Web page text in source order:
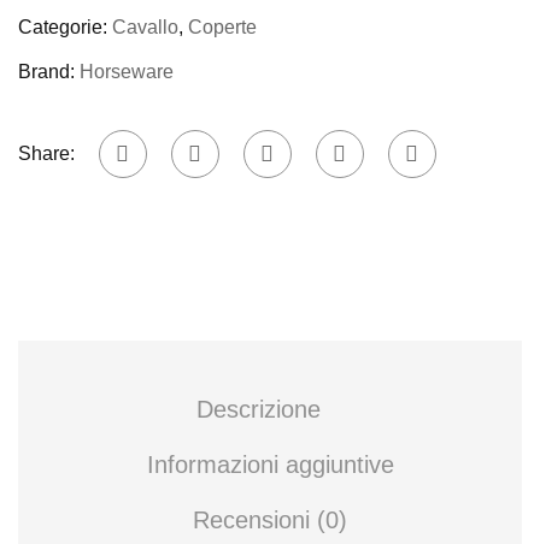
Categorie: Cavallo, Coperte
Brand: Horseware
Share:
Descrizione
Informazioni aggiuntive
Recensioni (0)